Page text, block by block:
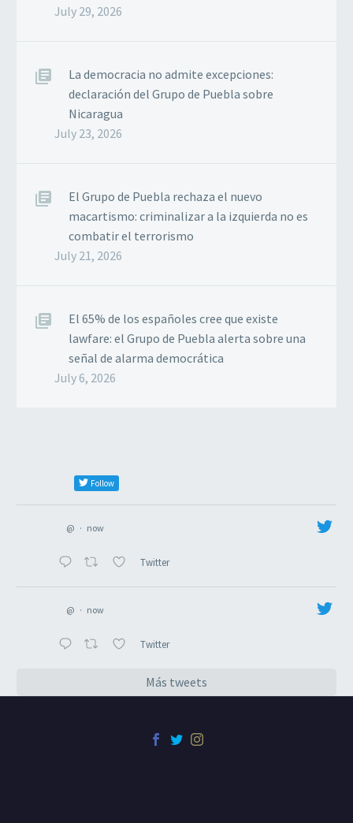
July 29, 2026
La democracia no admite excepciones:
declaración del Grupo de Puebla sobre
Nicaragua
July 23, 2026
El Grupo de Puebla rechaza el nuevo
macartismo: criminalizar a la izquierda no es
combatir el terrorismo
July 21, 2026
El 65% de los españoles cree que existe
lawfare: el Grupo de Puebla alerta sobre una
señal de alarma democrática
July 6, 2026
Follow
@ · now
Twitter
@ · now
Twitter
Más tweets